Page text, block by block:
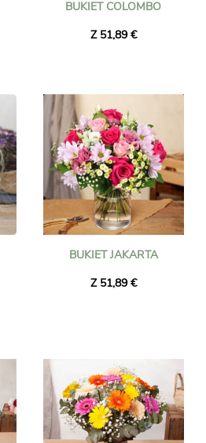
BUKIET COLOMBO
Z 51,89 €
BUKIET JAKARTA
Z 51,89 €